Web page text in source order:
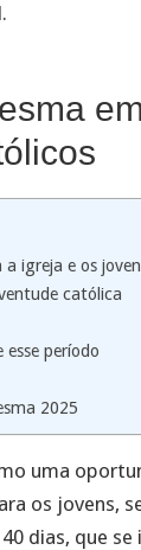
igreja e os
católica
período
2025
uma
os jovens,
dias, que